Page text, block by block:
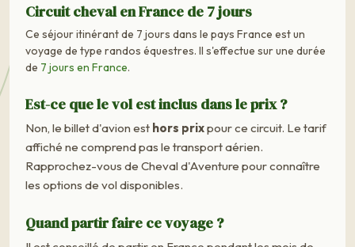
Circuit cheval en France de 7 jours
Ce séjour itinérant de 7 jours dans le pays France est un
voyage de type randos équestres. Il s'effectue sur une durée
de 7 jours en France.
Est-ce que le vol est inclus dans le prix ?
Non, le billet d'avion est hors prixpour ce circuit. Le tarif
affiché ne comprend pas le transport aérien.
Rapprochez-vous de Cheval d'Aventure pour connaître
les options de vol disponibles.
Quand partir faire ce voyage ?